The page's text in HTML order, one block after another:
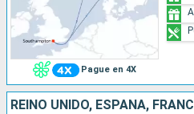
Pague en 4X
REINO UNIDO, ESPAÑA,